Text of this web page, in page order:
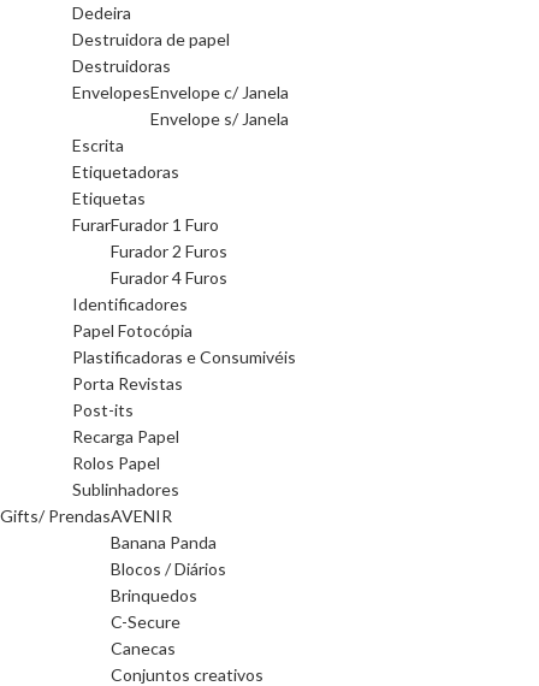
Dedeira
Destruidora de papel
Destruidoras
EnvelopesEnvelope c/ Janela
Envelope s/ Janela
Escrita
Etiquetadoras
Etiquetas
FurarFurador 1 Furo
Furador 2 Furos
Furador 4 Furos
Identificadores
Papel Fotocópia
Plastificadoras e Consumivéis
Porta Revistas
Post-its
Recarga Papel
Rolos Papel
Sublinhadores
Gifts/ PrendasAVENIR
Banana Panda
Blocos / Diários
Brinquedos
C-Secure
Canecas
Conjuntos creativos